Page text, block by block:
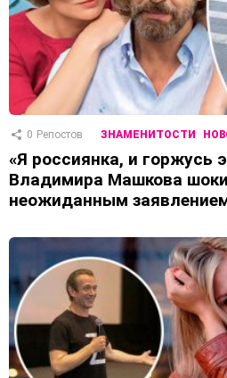
0 Репостов ЗНАМЕНИТОСТИ
«Я россиянка, и горжусь
Владимира Машкова
неожиданным